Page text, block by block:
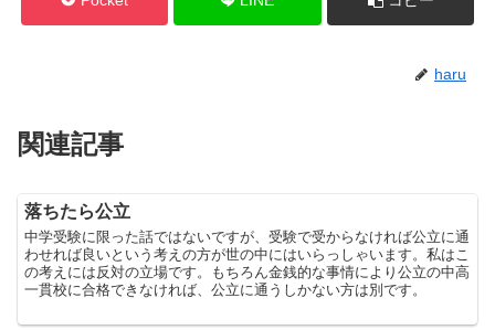
haru
関連記事
落ちたら公立
中学受験に限った話ではないですが、受験で受からなければ公立に通
わせれば良いという考えの方が世の中にはいらっしゃいます。私はこ
の考えには反対の立場です。もちろん金銭的な事情により公立の中高
一貫校に合格できなければ、公立に通うしかない方は別です。